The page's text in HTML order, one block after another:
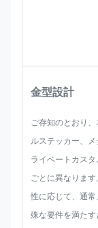
金型設計
ご存知のとおり
ルステッカー、
ライベートカス
ごとに異なりま
性に応じて、通
殊な要件を満た